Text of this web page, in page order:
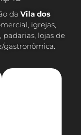
da Vila dos
igrejas,
padarias, lojas de